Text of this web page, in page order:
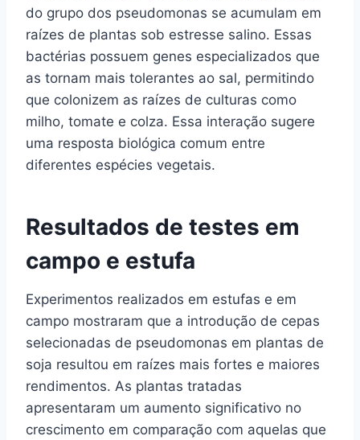
do grupo dos pseudomonas se acumulam em
raízes de plantas sob estresse salino. Essas
bactérias possuem genes especializados que
as tornam mais tolerantes ao sal, permitindo
que colonizem as raízes de culturas como
milho, tomate e colza. Essa interação sugere
uma resposta biológica comum entre
diferentes espécies vegetais.
Resultados de testes em
campo e estufa
Experimentos realizados em estufas e em
campo mostraram que a introdução de cepas
selecionadas de pseudomonas em plantas de
soja resultou em raízes mais fortes e maiores
rendimentos. As plantas tratadas
apresentaram um aumento significativo no
crescimento em comparação com aquelas que